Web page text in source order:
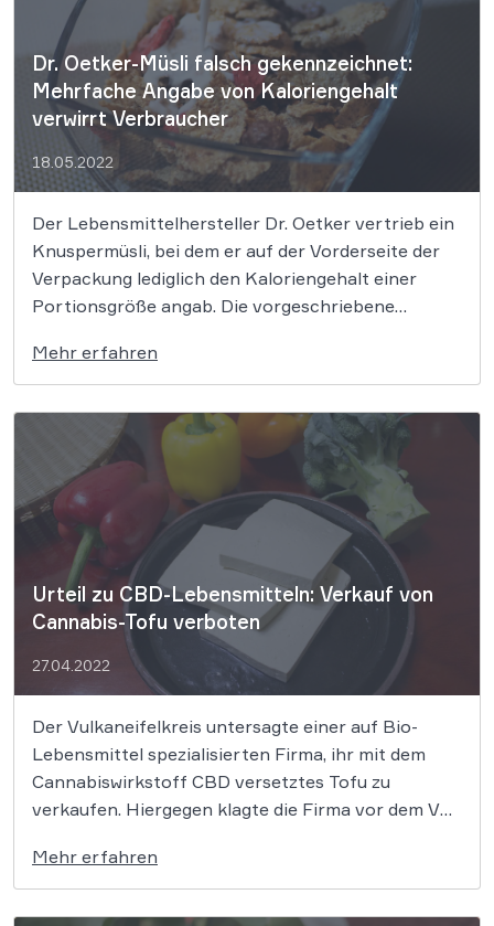
Dr. Oetker-Müsli falsch gekennzeichnet:
Mehrfache Angabe von Kaloriengehalt
verwirrt Verbraucher
18.05.2022
Der Lebensmittelhersteller Dr. Oetker vertrieb ein
Knuspermüsli, bei dem er auf der Vorderseite der
Verpackung lediglich den Kaloriengehalt einer
Portionsgröße angab. Die vorgeschriebene
hingegen nur auf der Schmalseite der Verpackung.
Der Bundesgerichtshof wertete diese Gestaltung
als irreführend. Dr. Oetker muss für sein
„Knuspermüsli“ auf der Packungs-Vorderseite
zusätzlich […]
Mehr erfahren
Urteil zu CBD-Lebensmitteln: Verkauf von
Cannabis-Tofu verboten
27.04.2022
Der Vulkaneifelkreis untersagte einer auf Bio-
Lebensmittel spezialisierten Firma, ihr mit dem
Cannabiswirkstoff CBD versetztes Tofu zu
verkaufen. Hiergegen klagte die Firma vor dem VG
ein „neuartiges Lebensmittel“, für das eine
Zulassung erforderlich sei, so das Gericht.
Lebensmittel, die Cannabidiol (CBD) enthalten, […]
Mehr erfahren